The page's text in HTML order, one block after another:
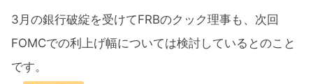
3月の銀行破綻を受けてFRBのクック理事も、次回
FOMCでの利上げ幅については検討しているとのこと
です。